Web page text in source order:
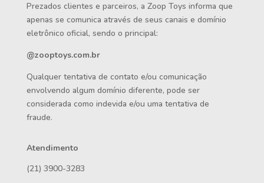
Prezados clientes e parceiros, a Zoop Toys informa que
apenas se comunica através de seus canais e domínio
eletrônico oficial, sendo o principal:
@zooptoys.com.br
Qualquer tentativa de contato e/ou comunicação
envolvendo algum domínio diferente, pode ser
considerada como indevida e/ou uma tentativa de
fraude.
Atendimento
(21) 3900-3283